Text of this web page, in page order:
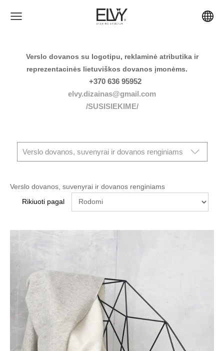
Verslo dovanos su logotipu, reklaminė atributika ir
reprezentacinės lietuviškos dovanos įmonėms.
+370 636 95952
elvy.dizainas@gmail.com
/SUSISIEKIME/
Verslo dovanos, suvenyrai ir dovanos renginiams
Verslo dovanos, suvenyrai ir dovanos renginiams
Rikiuoti pagal